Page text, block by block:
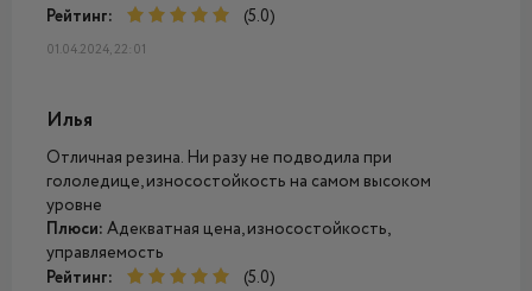
Рейтинг:
(5.0)
01.04.2024, 22:01
Илья
Отличная резина. Ни разу не подводила при
гололедице, износостойкость на самом высоком
уровне
Плюси: Адекватная цена, износостойкость,
управляемость
Рейтинг:
(5.0)